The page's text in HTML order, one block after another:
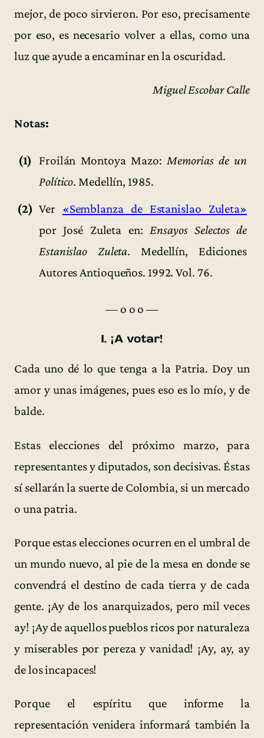
mejor, de poco sirvieron. Por eso, precisamente
por eso, es necesario volver a ellas, como una
luz que ayude a encaminar en la oscuridad.
Miguel Escobar Calle
Notas:
(1) Froilán Montoya Mazo: Memorias de un
Político. Medellín, 1985.
(2) Ver «Semblanza de Estanislao Zuleta»
por José Zuleta en: Ensayos Selectos de
Estanislao Zuleta. Medellín, Ediciones
Autores Antioqueños. 1992. Vol. 76.
— o o o —
I. ¡A votar!
Cada uno dé lo que tenga a la Patria. Doy un
amor y unas imágenes, pues eso es lo mío, y de
balde.
Estas elecciones del próximo marzo, para
representantes y diputados, son decisivas. Éstas
sí sellarán la suerte de Colombia, si un mercado
o una patria.
Porque estas elecciones ocurren en el umbral de
un mundo nuevo, al pie de la mesa en donde se
convendrá el destino de cada tierra y de cada
gente. ¡Ay de los anarquizados, pero mil veces
ay! ¡Ay de aquellos pueblos ricos por naturaleza
y miserables por pereza y vanidad! ¡Ay, ay, ay
de los incapaces!
Porque el espíritu que informe la
representación venidera informará también la